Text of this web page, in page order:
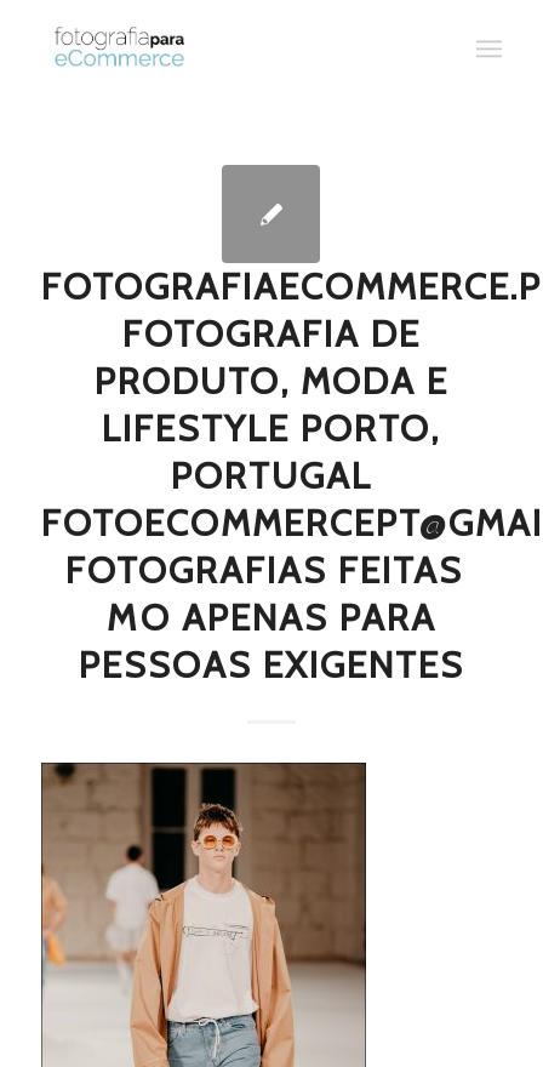
FOTOGRAFIA DE
PRODUTO, MODA E
LIFESTYLE PORTO,
PORTUGAL
FOTOGRAFIAS FEITAS 
MO APENAS PARA
PESSOAS EXIGENTES